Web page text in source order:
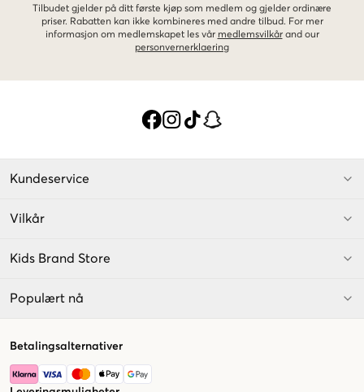
Tilbudet gjelder på ditt første kjøp som medlem og gjelder ordinære
priser. Rabatten kan ikke kombineres med andre tilbud. For mer
informasjon om medlemskapet les vår medlemsvilkår and our
personvernerklaering
Kundeservice
Vilkår
Kids Brand Store
Populært nå
Betalingsalternativer